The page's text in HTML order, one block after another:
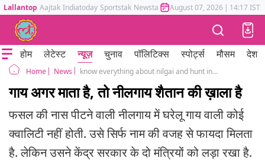
Lallantop Aajtak Indiatoday Sportstak Newstak Mumbai Tak Astrotak
August 07, 2026 | 14:17 IST
होम लेटेस्ट न्यूज़ चुनाव पॉलिटिक्स स्पोर्ट्स मौसम देश
Home News know everything about nilgai and hunt in bihar
गाय अगर माता है, तो नीलगाय शैतान की ख़ाला है
फसल की नास पीटने वाली नीलगाय में घरेलू गाय वाली कोई
क्वालिटी नहीं होती. उसे सिर्फ नाम की वजह से फायदा मिलता
है. लेकिन उसने केंद्र सरकार के दो मंत्रियों को लड़ा रखा है.